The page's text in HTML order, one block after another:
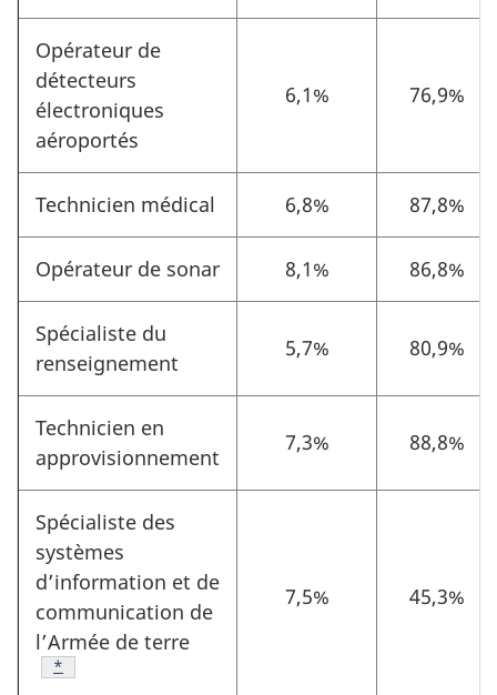
Opérateur de
détecteurs
électroniques
aéroportés
6,1% 76,9%
Technicien médical 6,8% 87,8%
Opérateur de sonar 8,1% 86,8%
Spécialiste du
renseignement
5,7% 80,9%
Technicien en
approvisionnement
7,3% 88,8%
Spécialiste des
systèmes
d’information et de
communication de
l’Armée de terre
Footnote
*
7,5% 45,3%